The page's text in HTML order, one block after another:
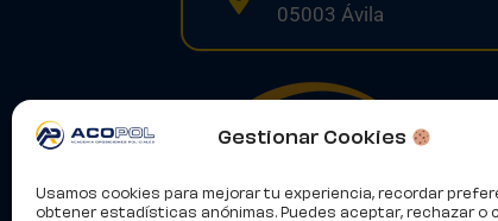
Gestionar Cookies
Usamos cookies para mejorar tu experiencia, recordar
obtener estadísticas anónimas. Puedes aceptar, rechazar o
05003 Ávila